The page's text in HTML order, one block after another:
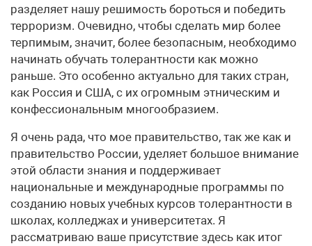
разделяет нашу решимость бороться и победить
терроризм. Очевидно, чтобы сделать мир более
терпимым, значит, более безопасным, необходимо
начинать обучать толерантности как можно
раньше. Это особенно актуально для таких стран,
как Россия и США, с их огромным этническим и
конфессиональным многообразием.
Я очень рада, что мое правительство, так же как и
правительство России, уделяет большое внимание
этой области знания и поддерживает
национальные и международные программы по
созданию новых учебных курсов толерантности в
школах, колледжах и университетах. Я
рассматриваю ваше присутствие здесь как итог